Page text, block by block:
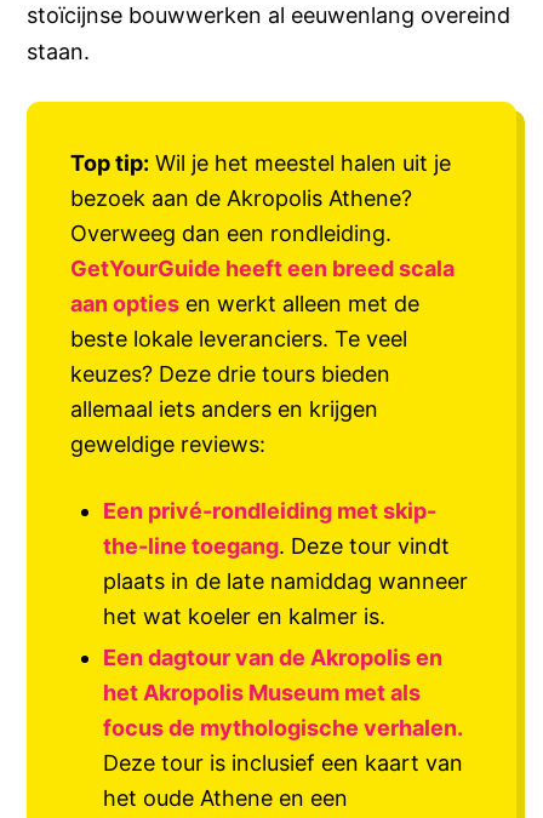
stoïcijnse bouwwerken al eeuwenlang overeind
staan.
Top tip: Wil je het meestel halen uit je
bezoek aan de Akropolis Athene?
Overweeg dan een rondleiding.
GetYourGuide heeft een breed scala
aan opties en werkt alleen met de
beste lokale leveranciers. Te veel
keuzes? Deze drie tours bieden
allemaal iets anders en krijgen
geweldige reviews:
Een privé-rondleiding met skip-
the-line toegang. Deze tour vindt
plaats in de late namiddag wanneer
het wat koeler en kalmer is.
Een dagtour van de Akropolis en
het Akropolis Museum met als
focus de mythologische verhalen.
Deze tour is inclusief een kaart van
het oude Athene en een